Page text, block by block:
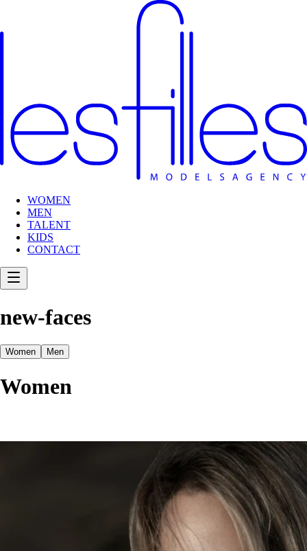
WOMEN
MEN
TALENT
KIDS
CONTACT
new-faces
Women Men
Women